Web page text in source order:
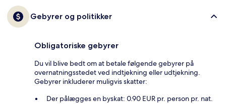
Gebyrer og politikker
Obligatoriske gebyrer
Du vil blive bedt om at betale følgende gebyrer på
overnatningsstedet ved indtjekning eller udtjekning.
Gebyrer inkluderer muligvis skatter:
Der pålægges en byskat: 0.90 EUR pr. person pr. nat.